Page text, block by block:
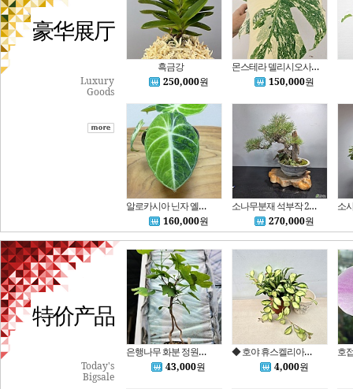
豪华展厅
Luxury
Goods
흑금강
250,000원
몬스테라 델리시오사 크림브륄레 13 동일품배송
150,000원
알로카시아 닌자 옐로우 바리에가타,후발색A1136-동일품배송,무료배송,높이 12cm,너비 13cm(8cm화분)
160,000원
소나무분재 석부작 26~ 2000/ 동일품배송
270,000원
特价产品
Today's
Bigsale
은행나무 화분 정원수 136
43,000원
◆ 호야 휴스켈리아나(예쁜소품)~작고 앙증맞은 아름다운 잎색이 돋보이는 휴스켈리아나입니다.
4,000원